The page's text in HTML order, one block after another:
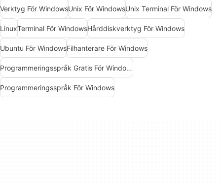
Verktyg För WindowsUnix För WindowsUnix Terminal För Windows
LinuxTerminal För WindowsHårddiskverktyg För Windows
Ubuntu För WindowsFilhanterare För Windows
Programmeringsspråk Gratis För Windows
Programmeringsspråk För Windows